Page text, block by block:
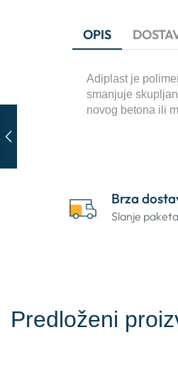
OPIS
Adiplast je
smanjuje
novog betona ili
Brza
Slanje
Predloženi